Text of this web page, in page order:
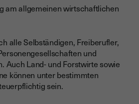
am allgemeinen wirtschaftlichen
alle Selbständigen, Freiberufler,
und
Auch Land- und Forstwirte sowie
können unter bestimmten
sein.